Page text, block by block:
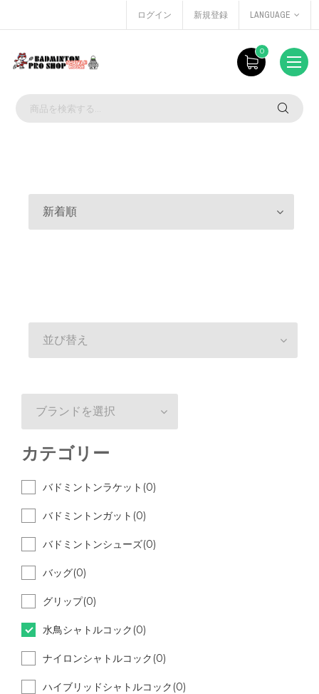
ログイン 新規登録 LANGUAGE
0
新着順
並び替え
ブランドを選択
カテゴリー
バドミントンラケット(0)
バドミントンガット(0)
バドミントンシューズ(0)
バッグ(0)
グリップ(0)
水鳥シャトルコック(0)
ナイロンシャトルコック(0)
ハイブリッドシャトルコック(0)